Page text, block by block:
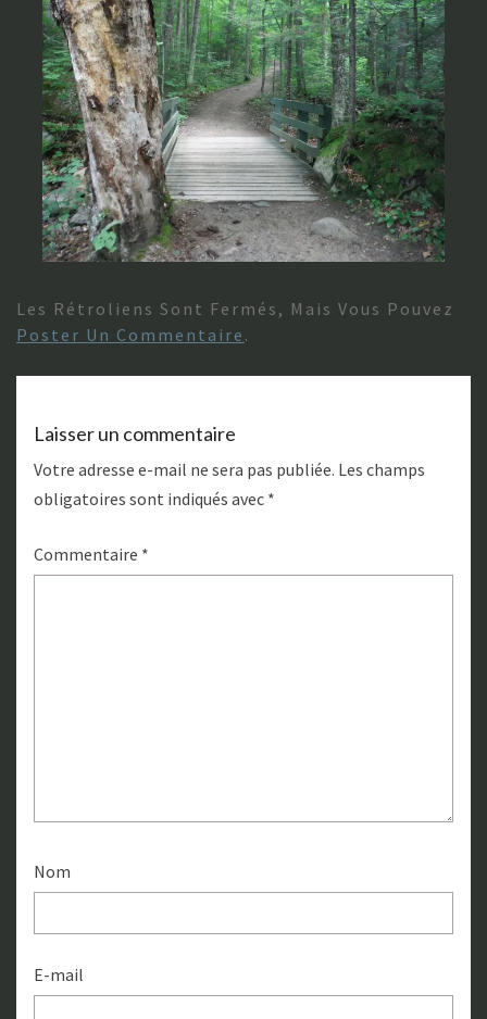
Les Rétroliens Sont Fermés, Mais Vous Pouvez
Poster Un Commentaire .
Laisser un commentaire
Votre adresse e-mail ne sera pas publiée. Les champs
obligatoires sont indiqués avec *
Commentaire *
Nom
E-mail